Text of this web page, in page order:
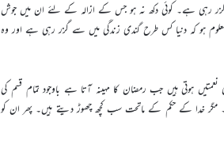
گزر رہی ہے۔ کوئی دکھ نہ ہو جس کے ازالہ کے لئے ان میں جوش
ہو کہ دنیا کس طرح گندی زندگی میں سے گزر رہی ہے اور وہ
ہوتی ہیں جب رمضان کا مہینہ آتا ہے باوجود تمام قسم کی
مگر خدا کے حکم کے ماتحت سب کچھ چھوڑ دیتے ہیں۔ پھر ان کو